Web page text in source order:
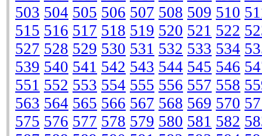
503 504 505 506 507 508 509 510
515 516 517 518 519 520 521 522
527 528 529 530 531 532 533 534
539 540 541 542 543 544 545 546
551 552 553 554 555 556 557 558
563 564 565 566 567 568 569 570
575 576 577 578 579 580 581 582